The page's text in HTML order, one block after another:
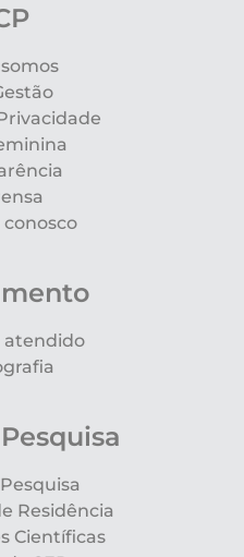
conosco
atendido
Residência
Científicas